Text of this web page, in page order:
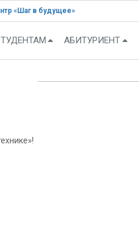
«Шаг в будущее»
АБИТУРИЕНТ